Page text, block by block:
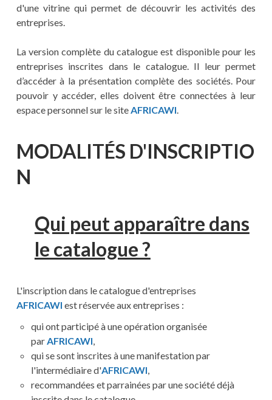
d'une vitrine qui permet de découvrir les activités des
entreprises.
La version complète du catalogue est disponible pour les
entreprises inscrites dans le catalogue. Il leur permet
d’accéder à la présentation complète des sociétés. Pour
pouvoir y accéder, elles doivent être connectées à leur
espace personnel sur le siteAFRICAWI.
MODALITÉS D'INSCRIPTIO
N
Qui peut apparaître dans
le catalogue ?
L'inscription dans le catalogue d'entreprises
AFRICAWI est réservée aux entreprises :
qui ont participé à une opération organisée
parAFRICAWI,
qui se sont inscrites à une manifestation par
l'intermédiaire d'AFRICAWI,
recommandées et parrainées par une société déjà